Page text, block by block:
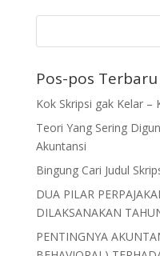
Pos-pos Terbaru
Kok Skripsi gak Kelar –
Teori Yang Sering
Akuntansi
Bingung Cari Judul
DUA PILAR
DILAKSANAKAN
PENTINGNYA